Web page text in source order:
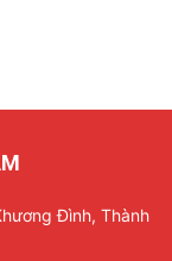
Đình, Thành